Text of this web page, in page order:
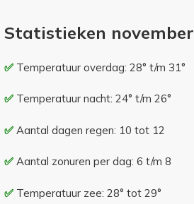
Statistieken november
Temperatuur overdag: 28° t/m 31°
Temperatuur nacht: 24° t/m 26°
Aantal dagen regen: 10 tot 12
Aantal zonuren per dag: 6 t/m 8
Temperatuur zee: 28° tot 29°